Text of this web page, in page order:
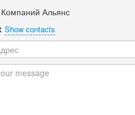
Альянс
Show contacts